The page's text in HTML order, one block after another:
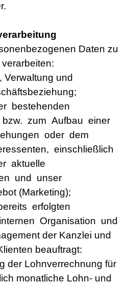
Daten zu
Verwaltung und
bestehenden
bzw. zum Aufbau einer
oder dem
einschließlich
aktuelle
und unser
(Marketing);
erfolgten
Organisation und
der Kanzlei und
beauftragt:
der Lohnverrechnung für
monatliche Lohn- und